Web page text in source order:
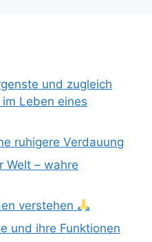
und zugleich
Leben eines
ruhigere Verdauung
Welt – wahre
verstehen
und ihre Funktionen